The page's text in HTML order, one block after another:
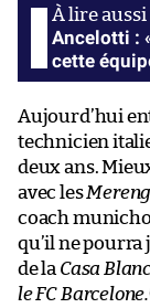
Ancelotti :
cette
Aujourd’hui
technicien
deux ans.
avec les
coach
qu’il ne pourra
de la Casa
le FC Barcelone.